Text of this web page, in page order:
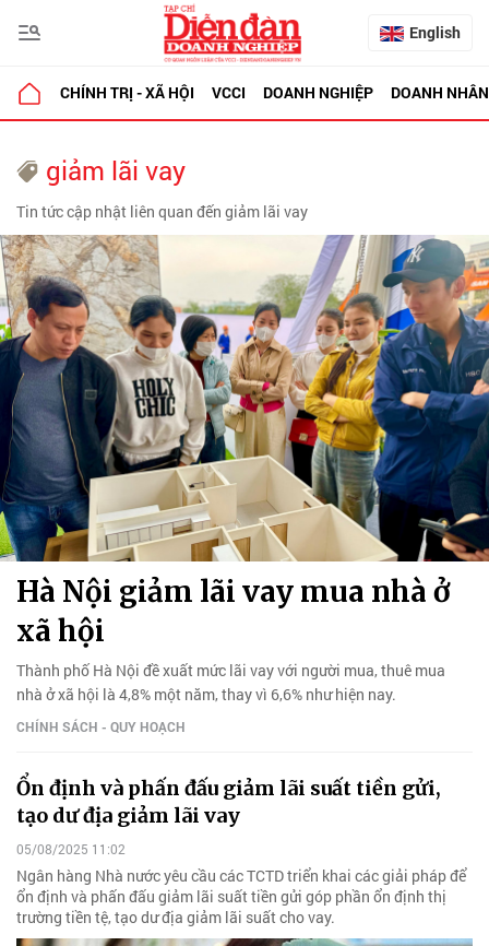
English
CHÍNH TRỊ - XÃ HỘI VCCI DOANH NGHIỆP DOANH NHÂN
giảm lãi vay
Tin tức cập nhật liên quan đến giảm lãi vay
Hà Nội giảm lãi vay mua nhà ở
xã hội
Thành phố Hà Nội đề xuất mức lãi vay với người mua, thuê mua
nhà ở xã hội là 4,8% một năm, thay vì 6,6% như hiện nay.
CHÍNH SÁCH - QUY HOẠCH
Ổn định và phấn đấu giảm lãi suất tiền gửi,
tạo dư địa giảm lãi vay
05/08/2025 11:02
Ngân hàng Nhà nước yêu cầu các TCTD triển khai các giải pháp để
ổn định và phấn đấu giảm lãi suất tiền gửi góp phần ổn định thị
trường tiền tệ, tạo dư địa giảm lãi suất cho vay.